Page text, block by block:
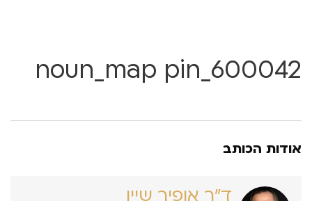
noun_map pin_600042
אודות הכותב
ד״ר אופיר שיין